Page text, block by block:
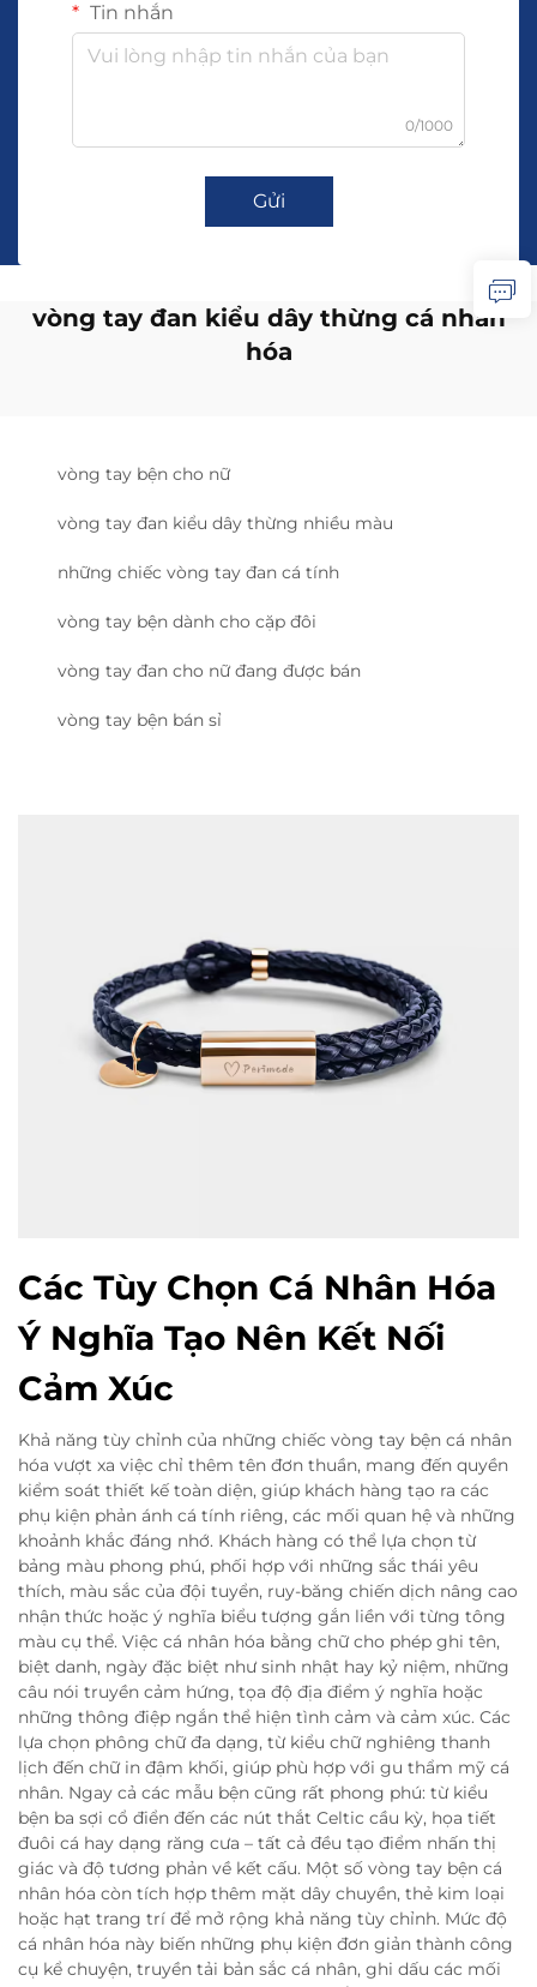
Tin nhắn
0/1000
Gửi
vòng tay đan kiểu dây thừng cá nhân
hóa
vòng tay bện cho nữ
vòng tay đan kiểu dây thừng nhiều màu
những chiếc vòng tay đan cá tính
vòng tay bện dành cho cặp đôi
vòng tay đan cho nữ đang được bán
vòng tay bện bán sỉ
Các Tùy Chọn Cá Nhân Hóa
Ý Nghĩa Tạo Nên Kết Nối
Cảm Xúc
Khả năng tùy chỉnh của những chiếc vòng tay bện cá nhân
hóa vượt xa việc chỉ thêm tên đơn thuần, mang đến quyền
kiểm soát thiết kế toàn diện, giúp khách hàng tạo ra các
phụ kiện phản ánh cá tính riêng, các mối quan hệ và những
khoảnh khắc đáng nhớ. Khách hàng có thể lựa chọn từ
bảng màu phong phú, phối hợp với những sắc thái yêu
thích, màu sắc của đội tuyển, ruy-băng chiến dịch nâng cao
nhận thức hoặc ý nghĩa biểu tượng gắn liền với từng tông
màu cụ thể. Việc cá nhân hóa bằng chữ cho phép ghi tên,
biệt danh, ngày đặc biệt như sinh nhật hay kỷ niệm, những
câu nói truyền cảm hứng, tọa độ địa điểm ý nghĩa hoặc
những thông điệp ngắn thể hiện tình cảm và cảm xúc. Các
lựa chọn phông chữ đa dạng, từ kiểu chữ nghiêng thanh
lịch đến chữ in đậm khối, giúp phù hợp với gu thẩm mỹ cá
nhân. Ngay cả các mẫu bện cũng rất phong phú: từ kiểu
bện ba sợi cổ điển đến các nút thắt Celtic cầu kỳ, họa tiết
đuôi cá hay dạng răng cưa – tất cả đều tạo điểm nhấn thị
giác và độ tương phản về kết cấu. Một số vòng tay bện cá
nhân hóa còn tích hợp thêm mặt dây chuyền, thẻ kim loại
hoặc hạt trang trí để mở rộng khả năng tùy chỉnh. Mức độ
cá nhân hóa này biến những phụ kiện đơn giản thành công
cụ kể chuyện, truyền tải bản sắc cá nhân, ghi dấu các mối